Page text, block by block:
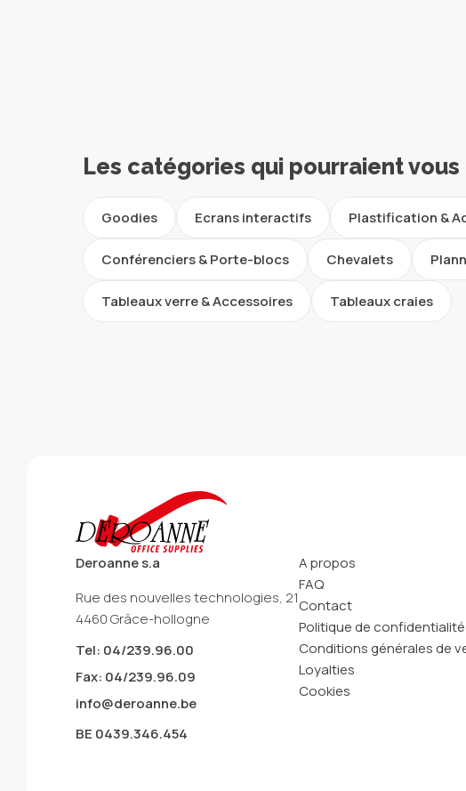
Les catégories qui pourraient
Goodies Ecrans interactifs Plastification &
Conférenciers & Porte-blocs Chevalets
Tableaux verre & Accessoires Tableaux craies
Deroanne s.a
Rue des nouvelles technologies, 21
4460 Grâce-hollogne
Tel: 04/239.96.00
Fax: 04/239.96.09
info@deroanne.be
BE 0439.346.454
A propos
FAQ
Contact
Politique de confidentialité
Conditions générales de
Loyalties
Cookies